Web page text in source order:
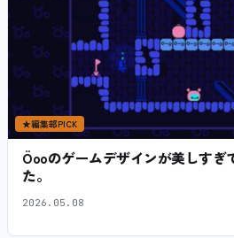
★編集部PICK
Öooのゲームデザインが美しすぎ
た。
2026.05.08